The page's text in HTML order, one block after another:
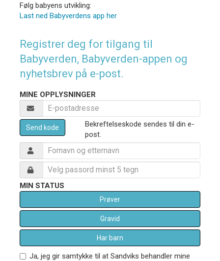
Følg babyens utvikling:
Last ned Babyverdens app her
Registrer deg for tilgang til
Babyverden, Babyverden-appen og
nyhetsbrev på e-post.
MINE OPPLYSNINGER
Send kode
Bekreftelseskode sendes til din e-
post.
MIN STATUS
Prøver
Gravid
Har barn
Ja, jeg gir samtykke til at Sandviks behandler mine